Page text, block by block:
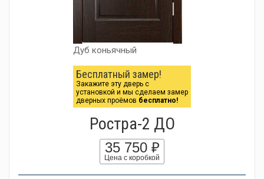
Дуб коньячный
Бесплатный замер!
Закажите эту дверь с
установкой и мы сделаем замер
дверных проёмов бесплатно!
Ростра-2 ДО
35 750 ₽
Цена с коробкой